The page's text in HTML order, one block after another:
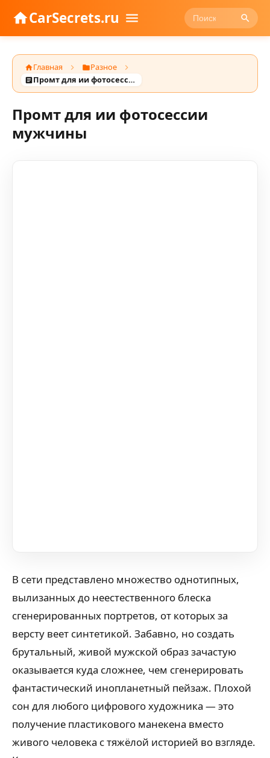
CarSecrets.ru
Главная
Разное
Промт для ии фотосессии мужчины
Промт для ии фотосессии
мужчины
В сети представлено множество однотипных,
вылизанных до неестественного блеска
сгенерированных портретов, от которых за
версту веет синтетикой. Забавно, но создать
брутальный, живой мужской образ зачастую
оказывается куда сложнее, чем сгенерировать
фантастический инопланетный пейзаж. Плохой
сон для любого цифрового художника — это
получение пластикового манекена вместо
живого человека с тяжёлой историей во взгляде.